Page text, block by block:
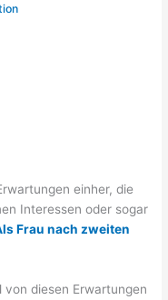
einher, die
Interessen oder sogar
Frau nach zweiten
von diesen Erwartungen